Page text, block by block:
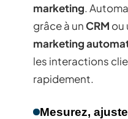
marketing.
grâce à unCRM ou
marketing
les interactions
rapidement.
Mesurez,